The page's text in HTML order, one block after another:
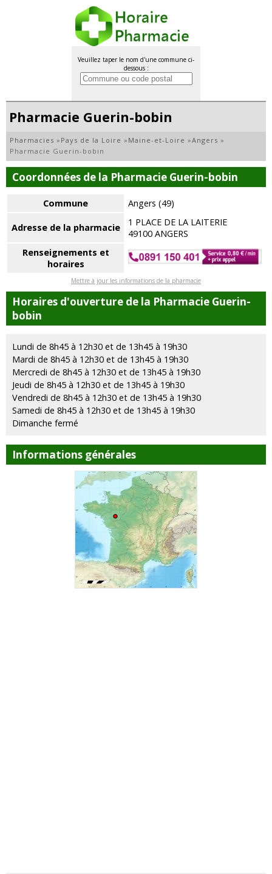
Veuillez taper le nom d'une commune ci-
dessous :
Pharmacie Guerin-bobin
Pharmacies » Pays de la Loire » Maine-et-Loire »Angers »
Pharmacie Guerin-bobin
Coordonnées de la Pharmacie Guerin-bobin
Commune Angers (49)
Adresse de la pharmacie
1 PLACE DE LA LAITERIE
49100 ANGERS
Renseignements et
horaires
Mettre à jour les informations de la pharmacie
Horaires d'ouverture de la Pharmacie Guerin-
bobin
Lundi de 8h45 à 12h30 et de 13h45 à 19h30
Mardi de 8h45 à 12h30 et de 13h45 à 19h30
Mercredi de 8h45 à 12h30 et de 13h45 à 19h30
Jeudi de 8h45 à 12h30 et de 13h45 à 19h30
Vendredi de 8h45 à 12h30 et de 13h45 à 19h30
Samedi de 8h45 à 12h30 et de 13h45 à 19h30
Dimanche fermé
Informations générales